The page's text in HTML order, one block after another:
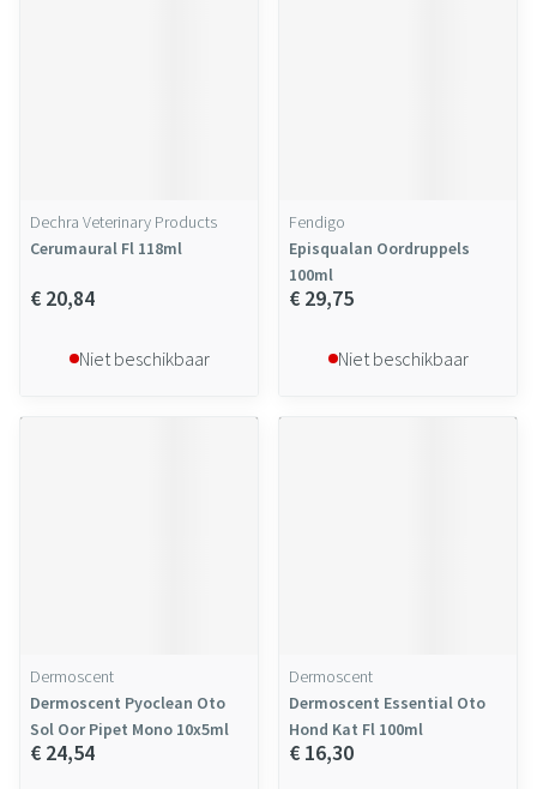
Dechra Veterinary Products
Cerumaural Fl 118ml
€ 20,84
Niet beschikbaar
Fendigo
Episqualan Oordruppels
100ml
€ 29,75
Niet beschikbaar
Dermoscent
Dermoscent Pyoclean Oto
Sol Oor Pipet Mono 10x5ml
€ 24,54
Dermoscent
Dermoscent Essential Oto
Hond Kat Fl 100ml
€ 16,30